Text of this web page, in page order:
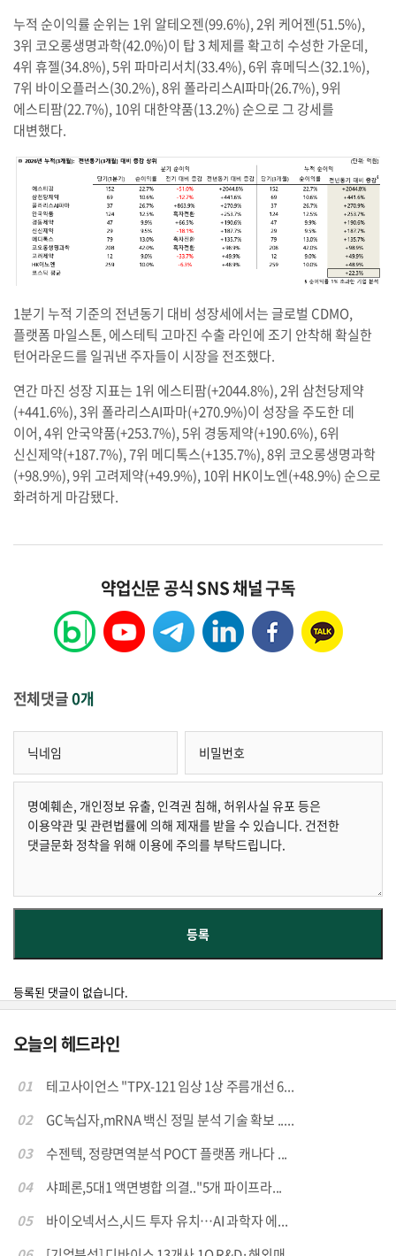
누적 순이익률 순위는 1위 알테오젠(99.6%), 2위 케어젠(51.5%),
3위 코오롱생명과학(42.0%)이 탑 3 체제를 확고히 수성한 가운데,
4위 휴젤(34.8%), 5위 파마리서치(33.4%), 6위 휴메딕스(32.1%),
7위 바이오플러스(30.2%), 8위 폴라리스AI파마(26.7%), 9위
에스티팜(22.7%), 10위 대한약품(13.2%) 순으로 그 강세를
대변했다.
1분기 누적 기준의 전년동기 대비 성장세에서는 글로벌 CDMO,
플랫폼 마일스톤, 에스테틱 고마진 수출 라인에 조기 안착해 확실한
턴어라운드를 일궈낸 주자들이 시장을 전조했다.
연간 마진 성장 지표는 1위 에스티팜(+2044.8%), 2위 삼천당제약
(+441.6%), 3위 폴라리스AI파마(+270.9%)이 성장을 주도한 데
이어, 4위 안국약품(+253.7%), 5위 경동제약(+190.6%), 6위
신신제약(+187.7%), 7위 메디톡스(+135.7%), 8위 코오롱생명과학
(+98.9%), 9위 고려제약(+49.9%), 10위 HK이노엔(+48.9%) 순으로
화려하게 마감됐다.
약업신문 공식 SNS 채널 구독
전체댓글0개
등록된 댓글이 없습니다.
오늘의 헤드라인
01
테고사이언스 "TPX-121 임상 1상 주름개선 6...
02
GC녹십자,mRNA 백신 정밀 분석 기술 확보 .....
03
수젠텍, 정량면역분석 POCT 플랫폼 캐나다 ...
04
샤페론,5대1 액면병합 의결.."5개 파이프라...
05
바이오넥서스,시드 투자 유치…AI 과학자 에...